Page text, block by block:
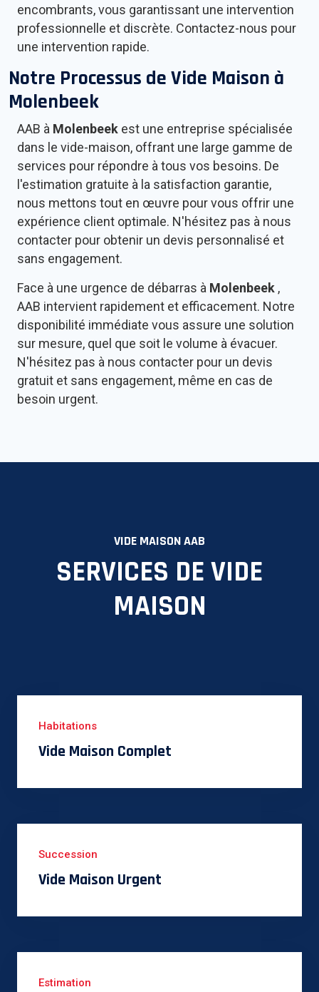
encombrants, vous garantissant une intervention
professionnelle et discrète. Contactez-nous pour
une intervention rapide.
Notre Processus de Vide Maison à
Molenbeek
AAB à Molenbeek est une entreprise spécialisée
dans le vide-maison, offrant une large gamme de
services pour répondre à tous vos besoins. De
l'estimation gratuite à la satisfaction garantie,
nous mettons tout en œuvre pour vous offrir une
expérience client optimale. N'hésitez pas à nous
contacter pour obtenir un devis personnalisé et
sans engagement.
Face à une urgence de débarras à Molenbeek ,
AAB intervient rapidement et efficacement. Notre
disponibilité immédiate vous assure une solution
sur mesure, quel que soit le volume à évacuer.
N'hésitez pas à nous contacter pour un devis
gratuit et sans engagement, même en cas de
besoin urgent.
VIDE MAISON AAB
SERVICES DE VIDE
MAISON
Habitations
Vide Maison Complet
Succession
Vide Maison Urgent
Estimation